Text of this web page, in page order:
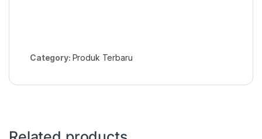
Category: Produk Terbaru